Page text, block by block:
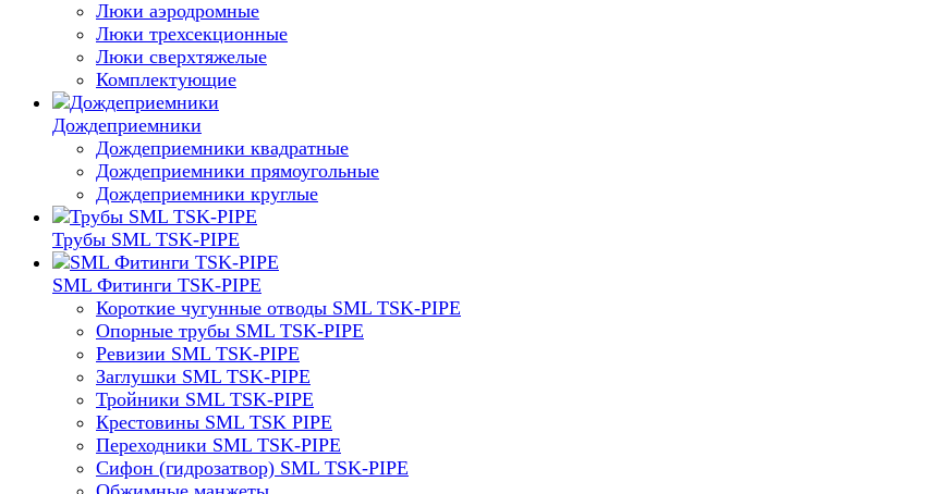
Люки аэродромные
Люки трехсекционные
Люки сверхтяжелые
Комплектующие
Дождеприемники
Дождеприемники квадратные
Дождеприемники прямоугольные
Дождеприемники круглые
Трубы SML TSK-PIPE
SML Фитинги TSK-PIPE
Короткие чугунные отводы SML TSK-PIPE
Опорные трубы SML TSK-PIPE
Ревизии SML TSK-PIPE
Заглушки SML TSK-PIPE
Тройники SML TSK-PIPE
Крестовины SML TSK PIPE
Переходники SML TSK-PIPE
Сифон (гидрозатвор) SML TSK-PIPE